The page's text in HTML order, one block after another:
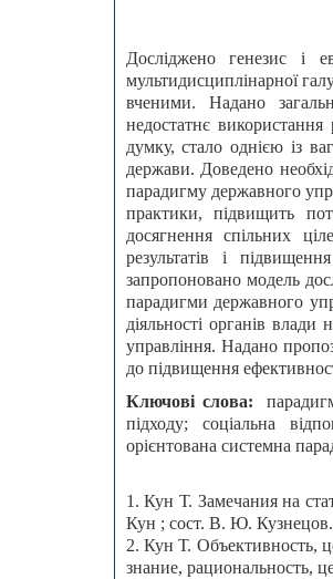
Досліджено генезис і
мультидисциплінарної
вченими. Надано
недостатнє
думку, стало однією із
держави. Доведено
парадигму державного
практики, підвищить
досягнення спільних
результатів і
запропоновано модель
парадигми державного
діяльності органів
управління. Надано
до підвищення
Ключові слова:
підходу; соціальна
орієнтована системна
1. Кун Т. Замечания на
Кун ; сост. В. Ю.
2. Кун Т. Объективность,
знание, рациональность,